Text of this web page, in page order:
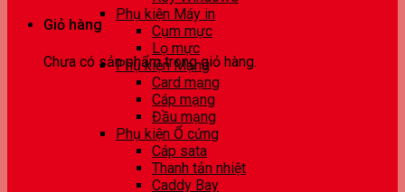
Giỏ hàng
Chưa có sản phẩm trong giỏ hàng.
Phụ kiện Máy in
Cụm mực
Lọ mực
Phụ kiện Mạng
Card mạng
Cáp mạng
Đầu mạng
Phụ kiện Ổ cứng
Cáp sata
Thanh tản nhiệt
Caddy Bay